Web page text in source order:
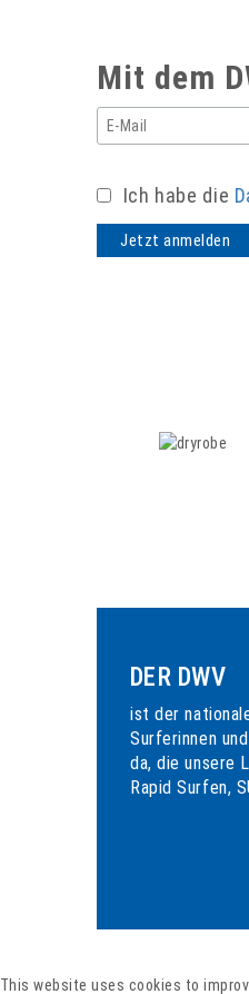
Mit dem
Ich habe die
DER DWV
ist der
Surferinnen
da, die unsere
Rapid Surfen,
This website uses cookies to